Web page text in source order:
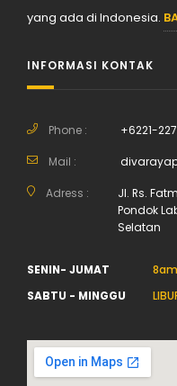
yang ada di Indonesia.
INFORMASI KONTAK
Phone : +6221-
Mail :
Adress :
Jl. Rs.
Pondok
Selatan
SENIN- JUMAT
SABTU - MINGGU